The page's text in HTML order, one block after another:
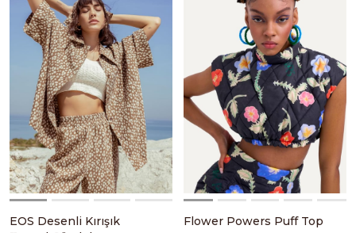
EOS Desenli Kırışık
Flower Powers Puff Top